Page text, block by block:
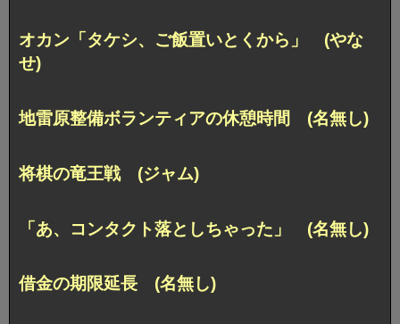
オカン「タケシ、ご飯置いとくから」 (やな
せ)
地雷原整備ボランティアの休憩時間 (名無し)
将棋の竜王戦 (ジャム)
「あ、コンタクト落としちゃった」 (名無し)
借金の期限延長 (名無し)